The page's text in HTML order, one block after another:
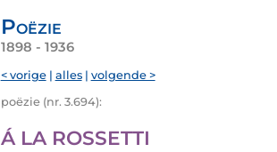
Poëzie
1898 - 1936
< vorige| alles| volgende >
poëzie (nr. 3.694):
Á LA ROSSETTI